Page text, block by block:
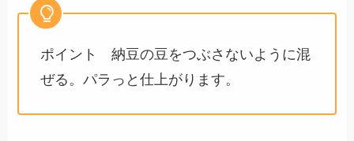
ポイント 納豆の豆をつぶさないように混
ぜる。パラっと仕上がります。